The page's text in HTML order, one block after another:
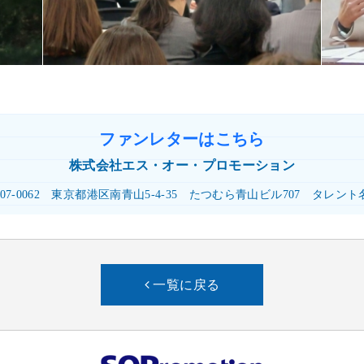
ファンレターはこちら
株式会社エス・オー・プロモーション
0062東京都港区南青山5-4-35 たつむら青山ビル707 タレント
一覧に戻る